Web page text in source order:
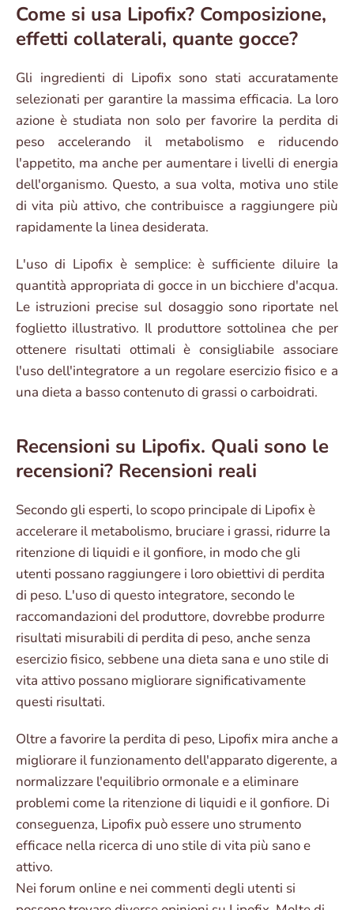
Come si usa Lipofix? Composizione,
effetti collaterali, quante gocce?
Gli ingredienti di Lipofix sono stati accuratamente
selezionati per garantire la massima efficacia. La loro
azione è studiata non solo per favorire la perdita di
peso accelerando il metabolismo e riducendo
l'appetito, ma anche per aumentare i livelli di energia
dell'organismo. Questo, a sua volta, motiva uno stile
di vita più attivo, che contribuisce a raggiungere più
rapidamente la linea desiderata.
L'uso di Lipofix è semplice: è sufficiente diluire la
quantità appropriata di gocce in un bicchiere d'acqua.
Le istruzioni precise sul dosaggio sono riportate nel
foglietto illustrativo. Il produttore sottolinea che per
ottenere risultati ottimali è consigliabile associare
l'uso dell'integratore a un regolare esercizio fisico e a
una dieta a basso contenuto di grassi o carboidrati.
Recensioni su Lipofix. Quali sono le
recensioni? Recensioni reali
Secondo gli esperti, lo scopo principale di Lipofix è
accelerare il metabolismo, bruciare i grassi, ridurre la
ritenzione di liquidi e il gonfiore, in modo che gli
utenti possano raggiungere i loro obiettivi di perdita
di peso. L'uso di questo integratore, secondo le
raccomandazioni del produttore, dovrebbe produrre
risultati misurabili di perdita di peso, anche senza
esercizio fisico, sebbene una dieta sana e uno stile di
vita attivo possano migliorare significativamente
questi risultati.
Oltre a favorire la perdita di peso, Lipofix mira anche a
migliorare il funzionamento dell'apparato digerente, a
normalizzare l'equilibrio ormonale e a eliminare
problemi come la ritenzione di liquidi e il gonfiore. Di
conseguenza, Lipofix può essere uno strumento
efficace nella ricerca di uno stile di vita più sano e
attivo.
Nei forum online e nei commenti degli utenti si